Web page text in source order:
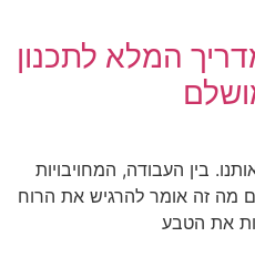
המלא לתכנון
בין העבודה, המחויבויות
מה זה אומר להרגיש את הרוח
את הטבע